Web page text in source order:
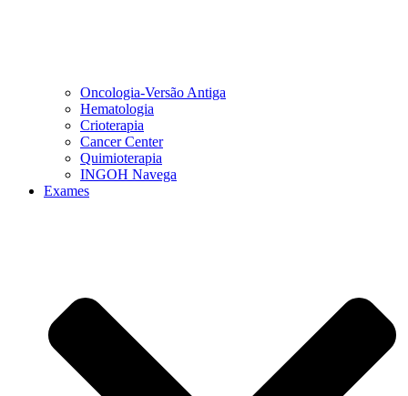
Oncologia-Versão Antiga
Hematologia
Crioterapia
Cancer Center
Quimioterapia
INGOH Navega
Exames